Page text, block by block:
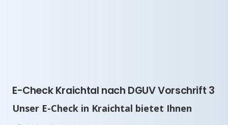
E-Check Kraichtal nach DGUV Vorschrift 3
Unser E-Check in Kraichtal bietet Ihnen